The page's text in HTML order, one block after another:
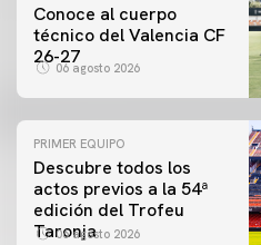
Conoce al cuerpo
técnico del Valencia CF
26-27
06 agosto 2026
PRIMER EQUIPO
Descubre todos los
actos previos a la 54ª
edición del Trofeu
Taronja
06 agosto 2026